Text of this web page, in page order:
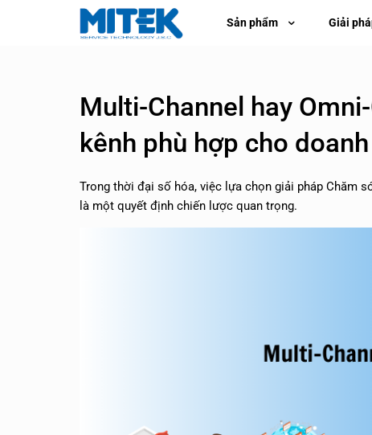
Sản phẩm Giải
Multi-Channel hay
kênh phù hợp cho
Trong thời đại số hóa, việc lựa chọn giải pháp Chăm
là một quyết định chiến lược quan trọng.